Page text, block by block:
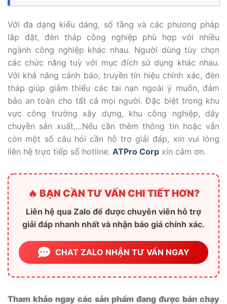
Với đa dạng kiểu dáng, số tầng và các phương pháp
lắp đặt, đèn tháp công nghiệp phù hợp với nhiều
ngành công nghiệp khác nhau. Người dùng tùy chọn
các chức năng tuỳ với mục đích sử dụng khác nhau.
Với khả năng cảnh báo, truyền tín hiệu chính xác, đèn
tháp giúp giảm thiểu các tai nạn ngoài ý muốn, đảm
bảo an toàn cho tất cả mọi người. Đặc biệt trong khu
vực công trường xây dựng, khu công nghiệp, dây
chuyền sản xuất,…Nếu cần thêm thông tin hoặc vẫn
còn một số câu hỏi cần hỗ trợ giải đáp, xin vui lòng
liên hệ trực tiếp số hotline. ATPro Corp xin cảm ơn.
🔥 BẠN CẦN TƯ VẤN CHI TIẾT HƠN?
Liên hệ qua Zalo để được chuyên viên hỗ trợ
giải đáp nhanh nhất và nhận báo giá chính xác.
CHAT ZALO NHẬN TƯ VẤN NGAY
Tham khảo ngay các sản phẩm đang được bán chạy